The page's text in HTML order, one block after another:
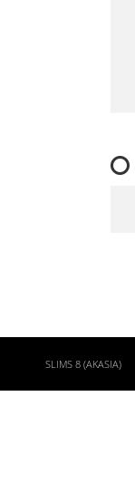
SLIMS 8 (AKASIA)